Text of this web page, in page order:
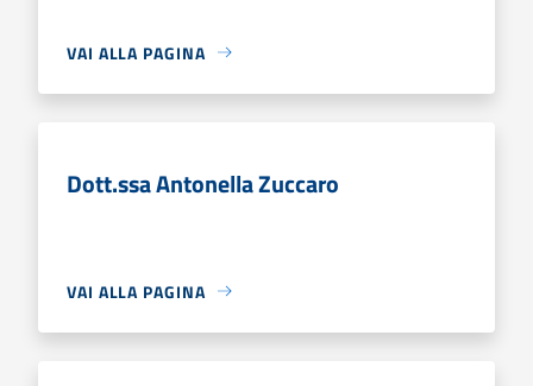
VAI ALLA PAGINA
Dott.ssa Antonella Zuccaro
VAI ALLA PAGINA